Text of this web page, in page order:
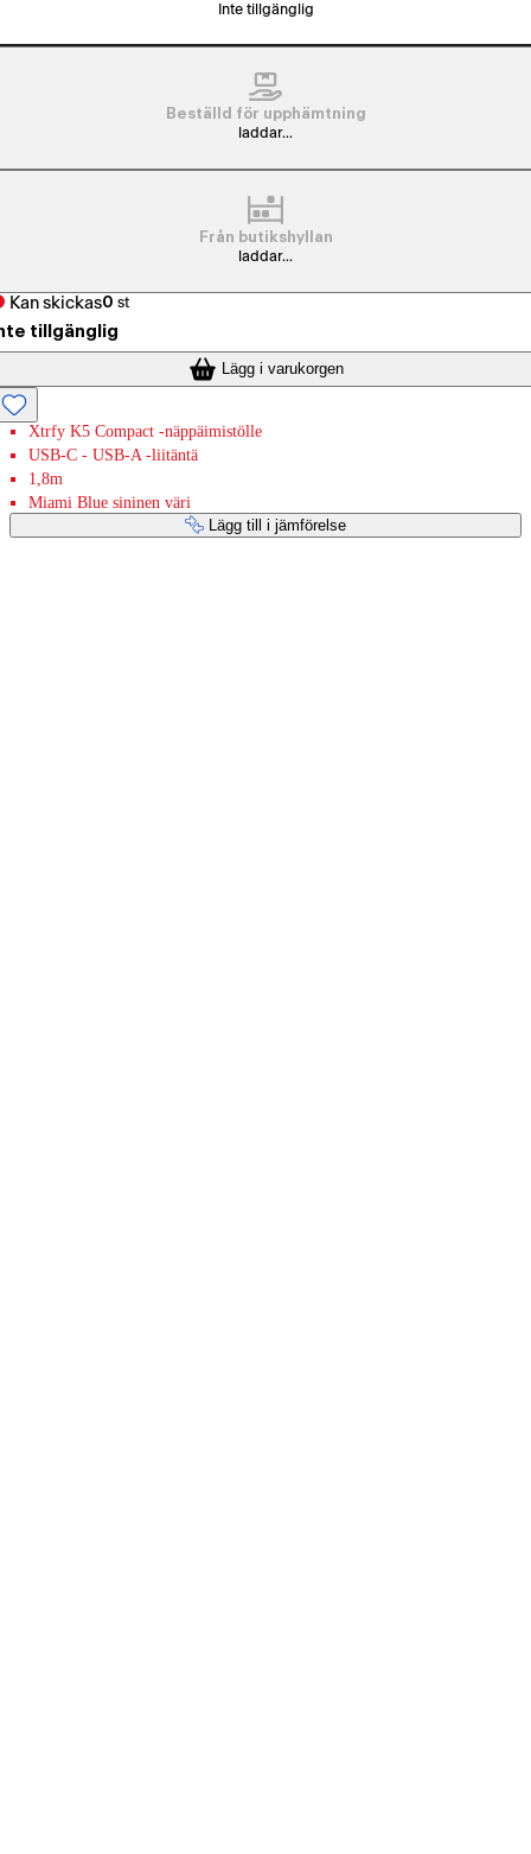
Inte tillgänglig
Beställd för upphämtning
laddar...
Från butikshyllan
laddar...
Kan skickas0 st
tillgänglig
Lägg i varukorgen
Xtrfy K5 Compact -näppäimistölle
USB-C - USB-A -liitäntä
1,8m
Miami Blue sininen väri
Lägg till i jämförelse